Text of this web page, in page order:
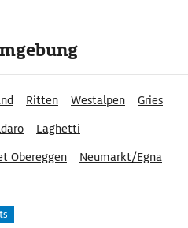
Ritten Westalpen
Gries
Laghetti
Obereggen
Neumarkt/Egna